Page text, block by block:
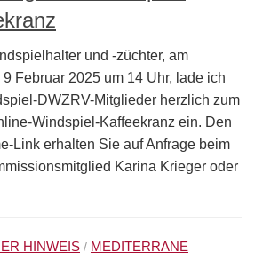
und -züchter, am
9 Februar 2025 um 14 Uhr, lade ich
DWZRV-Mitglieder herzlich zum
Windspiel-Kaffeekranz ein. Den
Link erhalten Sie auf Anfrage beim
Karina Krieger oder
HINWEIS / MEDITERRANE